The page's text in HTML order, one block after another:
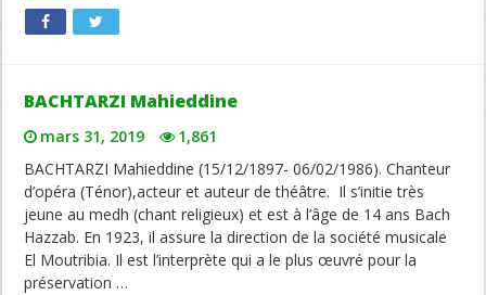
BACHTARZI Mahieddine
mars 31, 2019
1,861
BACHTARZI Mahieddine (15/12/1897- 06/02/1986). Chanteur
d’opéra (Ténor),acteur et auteur de théâtre. Il s’initie très
jeune au medh (chant religieux) et est à l’âge de 14 ans Bach
Hazzab. En 1923, il assure la direction de la société musicale
El Moutribia. Il est l’interprète qui a le plus œuvré pour la
préservation …